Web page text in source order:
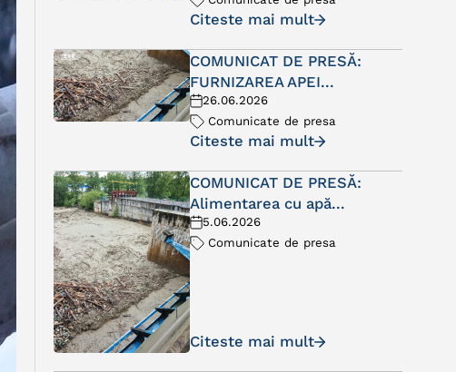
Citeste mai mult
COMUNICAT DE PRESĂ:
FURNIZAREA APEI...
26.06.2026
Comunicate de presa
Citeste mai mult
COMUNICAT DE PRESĂ:
Alimentarea cu apă...
5.06.2026
Comunicate de presa
Citeste mai mult